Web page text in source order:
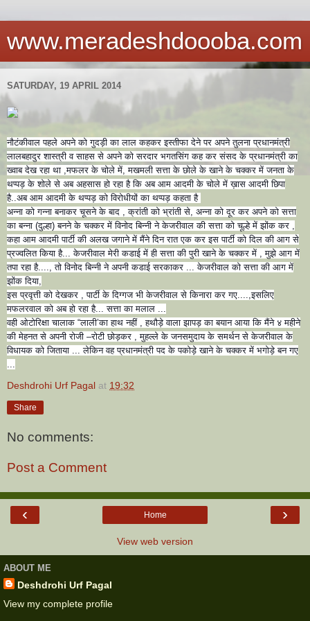
www.meradeshdoooba.com
SATURDAY, 19 APRIL 2014
नौटंकीवाल पहले अपने को गुदड़ी का लाल कहकर इस्तीफा देने पर अपने तुलना प्रधानमंत्री
लालबहादुर शास्त्री व साहस से अपने को सरदार भगतसिंग कह कर संसद के प्रधानमंत्री का
ख्वाब देख रहा था ,मफलर के चोले में, मखमली सत्ता के छोले के खाने के चक्कर में जनता के
थप्पड़ के शोले से अब अहसास हो रहा है कि अब आम आदमी के चोले में ख़ास आदमी छिपा
है..अब आम आदमी के थप्पड़ को विरोधीयों का थप्पड़ कहता है
अन्ना को गन्ना बनाकर चूसने के बाद , क्रांती को भ्रांती से, अन्ना को दूर कर अपने को सत्ता
का बन्ना (दुल्हा) बनने के चक्कर में विनोद बिन्नी ने केजरीवाल की सत्ता को चूल्हे में झोंक कर ,
कहा आम आदमी पार्टी की अलख जगाने में मैंने दिन रात एक कर इस पार्टी को दिल की आग से
प्रज्वलित किया है... केजरीवाल मेरी कडाई में ही सत्ता की पुरी खाने के चक्कर में , मुझे आग में
तपा रहा है...., तो विनोद बिन्नी ने अपनी कडाई सरकाकर ... केजरीवाल को सत्ता की आग में
झोंक दिया,
इस प्रवृत्ती को देखकर , पार्टी के दिग्गज भी केजरीवाल से किनारा कर गए....,इसलिए
मफलरवाल को अब हो रहा है... सत्ता का मलाल ...
वही ओटोरिक्षा चालाक “लाली’का हाथ नहीं , हथौड़े वाला झापड़ का बयान आया कि मैंने ४ महीने
की मेहनत से अपनी रोजी –रोटी छोड़कर , मुहल्ले के जनसमुदाय के समर्थन से केजरीवाल के
विधायक को जिताया ... लेकिन वह प्रधानमंत्री पद के पकोड़े खाने के चक्कर में भगोड़े बन गए
...
Deshdrohi Urf Pagal at 19:32
Share
No comments:
Post a Comment
‹ ›
Home
View web version
ABOUT ME
Deshdrohi Urf Pagal
View my complete profile